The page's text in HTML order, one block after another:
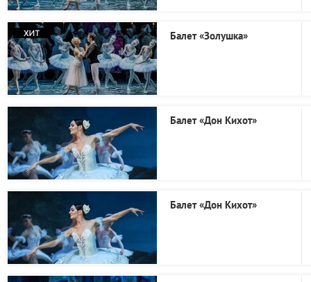
Балет «Золушка»
Балет «Дон Кихот»
Балет «Дон Кихот»